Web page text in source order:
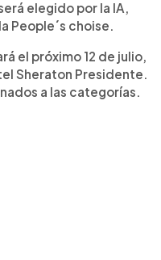
elegido por la IA,
People´s choise.
el próximo 12 de julio,
Sheraton Presidente.
a las categorías.